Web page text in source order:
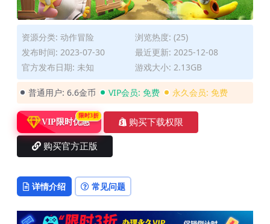
资源分类: 动作冒险
浏览热度: (25)
发布时间: 2023-07-30
最近更新: 2025-12-08
官方发布日期: 未知
游戏大小: 2.13GB
普通用户: 6.6金币 VIP会员: 免费 永久会员: 免费
VIP限时优惠
限时3折
购买下载权限
购买官方正版
详情介绍 常见问题